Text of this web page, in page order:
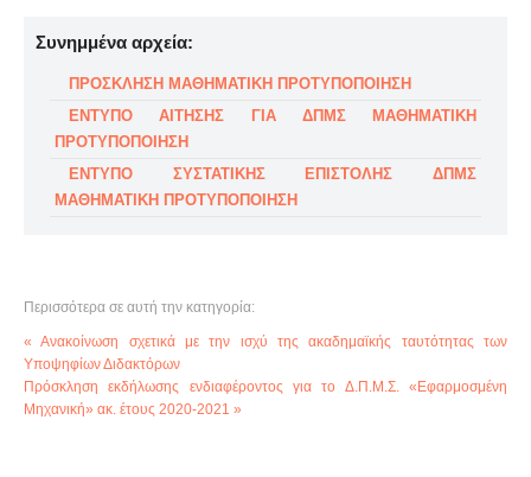
Συνημμένα αρχεία:
ΠΡΟΣΚΛΗΣΗ ΜΑΘΗΜΑΤΙΚΗ ΠΡΟΤΥΠΟΠΟΙΗΣΗ
ΕΝΤΥΠΟ ΑΙΤΗΣΗΣ ΓΙΑ ΔΠΜΣ ΜΑΘΗΜΑΤΙΚΗ
ΠΡΟΤΥΠΟΠΟΙΗΣΗ
ΕΝΤΥΠΟ ΣΥΣΤΑΤΙΚΗΣ ΕΠΙΣΤΟΛΗΣ ΔΠΜΣ
ΜΑΘΗΜΑΤΙΚΗ ΠΡΟΤΥΠΟΠΟΙΗΣΗ
Περισσότερα σε αυτή την κατηγορία:
« Ανακοίνωση σχετικά με την ισχύ της ακαδημαϊκής ταυτότητας των
Υποψηφίων Διδακτόρων
Πρόσκληση εκδήλωσης ενδιαφέροντος για το Δ.Π.Μ.Σ. «Εφαρμοσμένη
Μηχανική» ακ. έτους 2020-2021 »